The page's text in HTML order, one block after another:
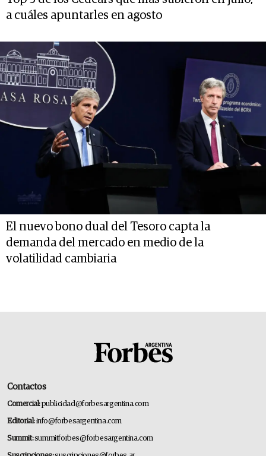
a cuáles apuntarles en agosto
El nuevo bono dual del Tesoro capta la
demanda del mercado en medio de la
volatilidad cambiaria
Contactos
Comercial:publicidad@forbesargentina.com
Editorial:info@forbesargentina.com
Summit:summitforbes@forbesargentina.com